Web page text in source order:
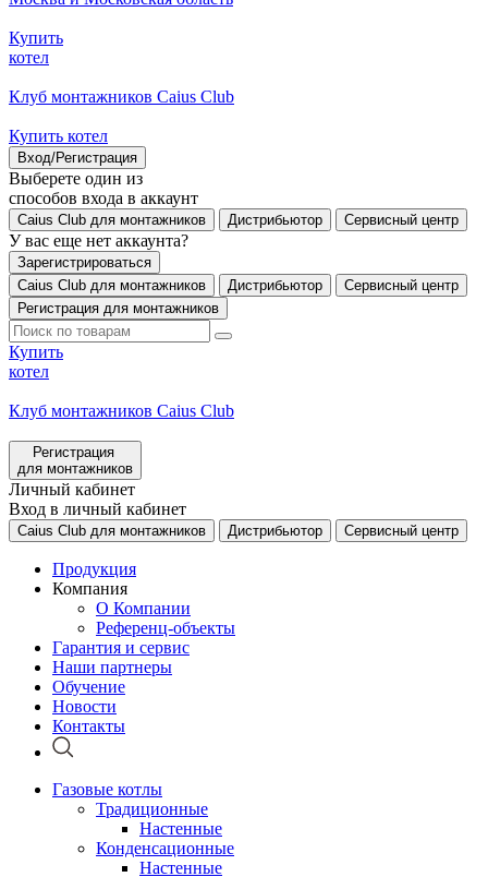
Купить
котел
Клуб монтажников Caius Club
Купить котел
Вход/Регистрация
Выберете один из
способов входа в аккаунт
Caius Club для монтажников Дистрибьютор Сервисный центр
У вас еще нет аккаунта?
Зарегистрироваться
Caius Club для монтажников
Дистрибьютор
Сервисный центр
Регистрация для монтажников
Купить
котел
Клуб монтажников Caius Club
Регистрация
для монтажников
Личный кабинет
Вход в личный кабинет
Caius Club для монтажников Дистрибьютор Сервисный центр
Продукция
Компания
О Компании
Референц-объекты
Гарантия и сервис
Наши партнеры
Обучение
Новости
Контакты
Газовые котлы
Традиционные
Настенные
Конденсационные
Настенные